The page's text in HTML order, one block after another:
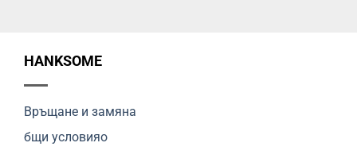
HANKSOME
Връщане и замяна
бщи условияо